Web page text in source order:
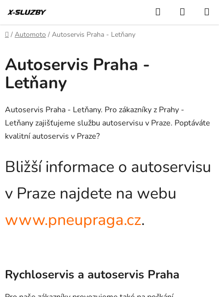
na
obsah
Hledat
KOŠÍK
Domů
/ Automoto / Autoservis Praha - Letňany
Autoservis Praha -
Letňany
Autoservis Praha - Letňany. Pro zákazníky z Prahy -
Letňany zajišťujeme službu autoservisu v Praze. Poptáváte
kvalitní autoservis v Praze?
Bližší informace o autoservisu
v Praze najdete na webu
www.pneupraga.cz.
Rychloservis a autoservis Praha